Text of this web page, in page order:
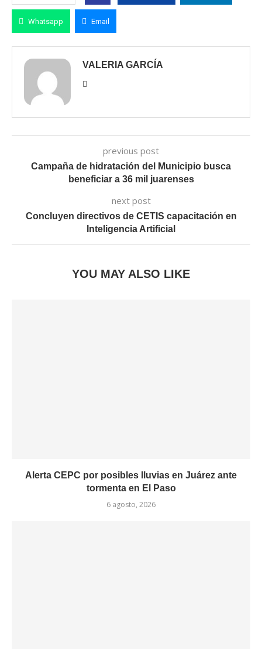
Whatsapp Email
VALERIA GARCÍA
previous post
Campaña de hidratación del Municipio busca
beneficiar a 36 mil juarenses
next post
Concluyen directivos de CETIS capacitación en
Inteligencia Artificial
YOU MAY ALSO LIKE
Alerta CEPC por posibles lluvias en Juárez ante
tormenta en El Paso
6 agosto, 2026